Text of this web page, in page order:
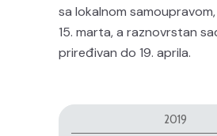
sa lokalnom
15. marta, a raznovrstan
priređivan do 19. aprila.
2019